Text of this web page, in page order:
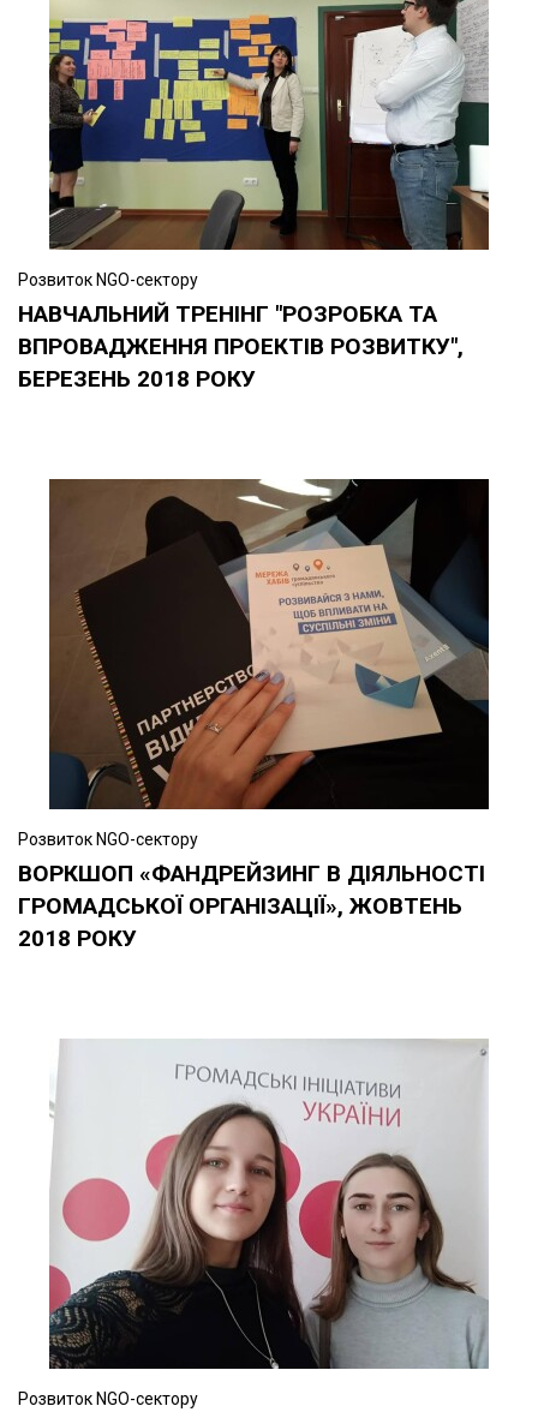
Розвиток NGO-сектору
НАВЧАЛЬНИЙ ТРЕНІНГ "РОЗРОБКА ТА
ВПРОВАДЖЕННЯ ПРОЕКТІВ РОЗВИТКУ",
БЕРЕЗЕНЬ 2018 РОКУ
Розвиток NGO-сектору
ВОРКШОП «ФАНДРЕЙЗИНГ В ДІЯЛЬНОСТІ
ГРОМАДСЬКОЇ ОРГАНІЗАЦІЇ», ЖОВТЕНЬ
2018 РОКУ
Розвиток NGO-сектору